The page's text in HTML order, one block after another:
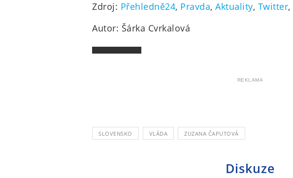
Zdroj: Přehledně24, Pravda, Aktuality, Twitter,
Autor: Šárka Cvrkalová
REKLAMA
SLOVENSKO VLÁDA ZUZANA ČAPUTOVÁ
Diskuze